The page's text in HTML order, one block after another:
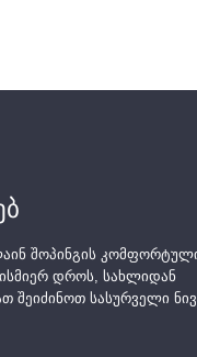
შოპინგის
დროს, სახლიდან
შეიძინოთ სასურველი